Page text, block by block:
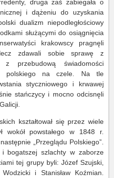
druga zaś zabiegała o
i dążeniu do uzyskania
dualizm niepodległościowy
służącymi do osiągnięcia
krakowscy pragnęli
lecz zdawali sobie sprawę z
przebudową świadomości
polskiego na czele. Na tle
styczniowego i krwawej
stańczycy i mocno odcisnęli
kształtował się przez wiele
wokół powstałego w 1848 r.
„Przeglądu Polskiego”.
i bogatszej szlachty w zaborze
tej grupy byli: Józef Szujski,
i Stanisław Koźmian.